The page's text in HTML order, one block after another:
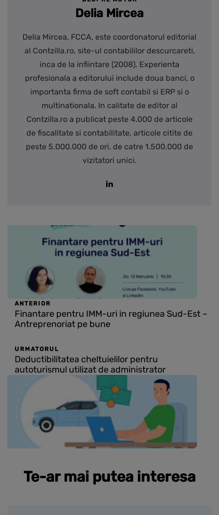
Delia Mircea
Delia Mircea, FCCA, este coordonatorul editorial
al Contzilla.ro, site-ul contabililor descurcareti,
inca de la infiintare (2008). Experienta
profesionala a editorului include doua banci, o
importanta firma de soft contabil si ERP si o
multinationala. In calitate de editor al
Contzilla.ro a publicat peste 4.000 de articole
de fiscalitate si contabilitate, articole citite de
peste 5.000.000 de ori, de catre 1.500.000 de
vizitatori unici.
ANTERIOR
Finantare pentru IMM-uri in regiunea Sud-Est –
Antreprenoriat pe bune
URMATORUL
Deductibilitatea cheltuielilor pentru
autoturismul utilizat de administrator
Te-ar mai putea interesa